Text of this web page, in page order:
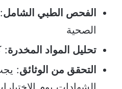
الفحص الطبي الشامل
الصحية
تحليل المواد المخدرة:
التحقق من الوثائق: